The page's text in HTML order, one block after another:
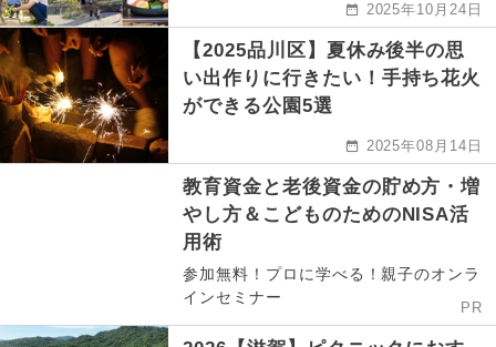
2025年10月24日
【2025品川区】夏休み後半の思
い出作りに行きたい！手持ち花火
ができる公園5選
2025年08月14日
教育資金と老後資金の貯め方・増
やし方＆こどものためのNISA活
用術
参加無料！プロに学べる！親子のオンラ
インセミナー
PR